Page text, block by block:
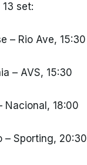
set:
– Rio Ave, 15:30
– AVS, 15:30
Nacional, 18:00
– Sporting, 20:30